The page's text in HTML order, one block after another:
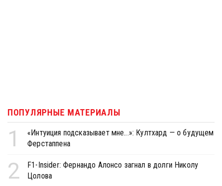
ПОПУЛЯРНЫЕ МАТЕРИАЛЫ
1
«Интуиция подсказывает мне...»: Култхард — о будущем
Ферстаппена
2
F1-Insider: Фернандо Алонсо загнал в долги Николу
Цолова